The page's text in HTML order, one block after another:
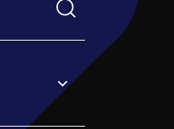
saisir un terme de